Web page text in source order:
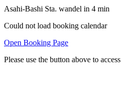
Asahi-Bashi Sta. wandel in 4 min
Could not load booking calendar
Open Booking Page
Please use the button above to